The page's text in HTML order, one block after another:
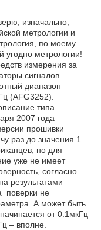
изначально,
метрологии и
по моему
угодно метрологии!
измерения за
сигналов
диапазон
(AFG3252).
типа
2007 года
прошивки
раз до значения 1
но для
уже не имеет
согласно
результатами
поверки не
А может быть
от 0.1мкГц
– вполне.